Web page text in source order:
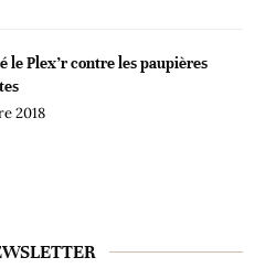
le Plex’r contre les paupières
2018